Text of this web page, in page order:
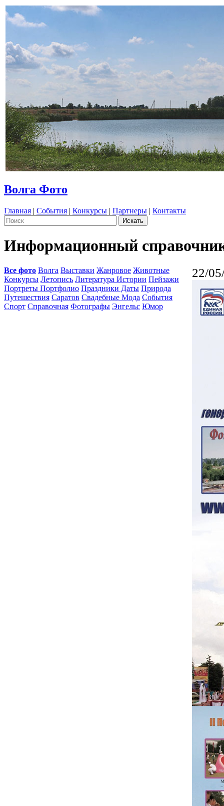
Волга Фото
Главная | События | Конкурсы | Партнеры | Контакты
Информационный
Все фото Волга Выставки Жанровое Животные
Конкурсы Летопись Литература Истории Пейзажи
Портреты Портфолио Праздники Даты Природа
Путешествия Саратов Свадебные Мода События
Спорт Справочная Фотографы Энгельс Юмор
22/